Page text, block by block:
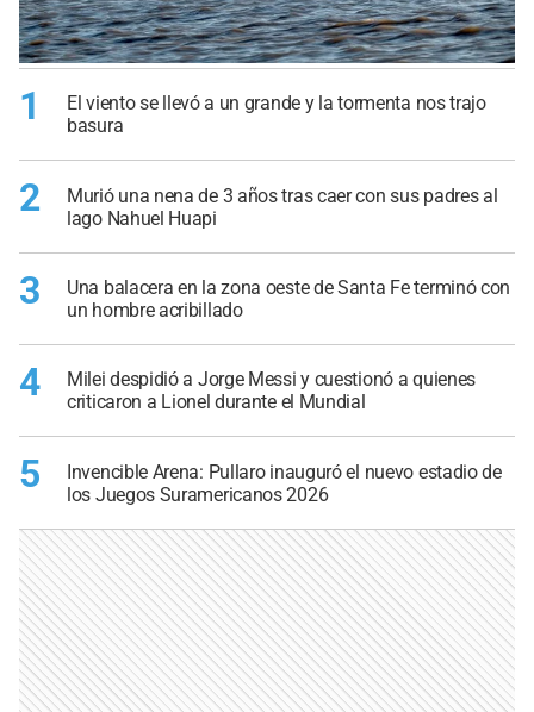
1
El viento se llevó a un grande y la tormenta nos trajo
basura
2
Murió una nena de 3 años tras caer con sus padres al
lago Nahuel Huapi
3
Una balacera en la zona oeste de Santa Fe terminó con
un hombre acribillado
4
Milei despidió a Jorge Messi y cuestionó a quienes
criticaron a Lionel durante el Mundial
5
Invencible Arena: Pullaro inauguró el nuevo estadio de
los Juegos Suramericanos 2026